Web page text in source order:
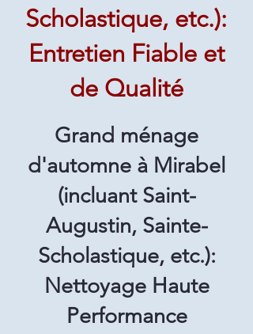
Scholastique, etc.):
Entretien Fiable et
de Qualité
Grand ménage
d'automne à Mirabel
(incluant Saint-
Augustin, Sainte-
Scholastique, etc.):
Nettoyage Haute
Performance